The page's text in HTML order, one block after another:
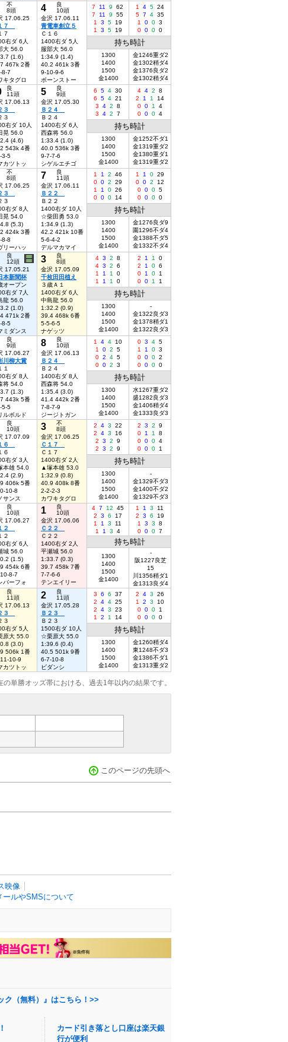
不
8頭
17.06.25
７
７
右ダ 6人
大 56.0
(1.6)
467k 2番
8-7
キタグロ
4
良
10頭
金沢 17.06.11
青電車創立５
Ｃ１６
1400右ダ 5人
服部大 56.0
1:34.9 (1.4)
40.2 461k 3番
9-10-9-6
ボーンストー
7 11 9
62
7
11 9
55
1
3 5
19
1
3 5 19
1 4 5 24
5 7 4 35
1
0 0 3
0 0 0 0
持ち時計
1300
1400
1500
金1400
金1246重ダ2
金1302稍ダ4
金1376良ダ2
金1302稍ダ4
良
11頭
17.06.13
３
３
右ダ 10人
晃 56.0
(4.6)
543k 4番
3-5
カツトッ
5
良
9頭
金沢 17.05.30
Ｂ２４
Ｂ２４
1400右ダ 6人
西森将 56.0
1:33.4 (1.0)
40.0 536k 3番
9-7-7-6
シゲルエチゴ
6 5 4 30
6
5 4 21
3
4 2
8
3
4 2 7
4 4 2
8
2
1 1
14
0 0 1
4
0 0 0 4
持ち時計
1300
1400
1500
金1400
金1252不ダ1
金1319重ダ2
金1380重ダ1
金1319重ダ2
不
8頭
17.06.25
３
３
右ダ 8人
晃 54.0
(5.3)
424k 3番
8-8
リーハッ
7
良
11頭
金沢 17.06.11
Ｂ２２
Ｂ２２
1400右ダ 10人
☆柴田勇 53.0
1:34.9 (1.3)
42.2 421k 10番
5-6-4-2
デルマカマイ
1 1 2
46
0 0 2
29
1
1 0 26
0 0 0 14
1 1 0 29
0 0 2
12
0 0 0 5
0 0 0 0
持ち時計
1300
1400
1500
金1400
金1276良ダ9
園1296不ダ4
金1388不ダ5
金1332不ダ4
良
12頭
17.05.21
本新聞杯
オープン
右ダ 7人
龍 56.0
(1.0)
471k 2番
8-5
ミダンス
3
良
8頭
金沢 17.05.09
千枚田田植え
３歳Ａ１
1400右ダ 6人
中島龍 56.0
1:32.2 (0.9)
39.4 468k 6番
5-5-6-5
ナゲッツ
4 3 2
8
4 3 2
6
1
1 1
0
1
1 1 0
2 1 1
0
2
1 0 6
0
1 0
1
0 0 1 1
持ち時計
1300
1400
1500
金1400
-
金1322良ダ3
金1378稍ダ1
金1322良ダ3
良
9頭
17.06.27
川柳大賞
１
右ダ 8人
将 54.0
(1.3)
443k 5番
5-5
ルボルド
8
良
10頭
金沢 17.06.13
Ｂ２４
Ｂ２４
1400右ダ 8人
西森将 54.0
1:35.4 (3.0)
41.4 442k 2番
7-8-7-9
ジージトガン
1 4 4
10
1
0 2
5
0 2 4 5
0 0 2 3
0 3 4 5
1
1 0 3
0 0 0 2
0 0 0 0
持ち時計
1300
1400
1500
金1400
水1267重ダ2
盛1282良ダ3
金1406稍ダ4
金1333良ダ3
良
10頭
17.07.09
６
６
右ダ 3人
本雄 54.0
(2.9)
406k 5番
10-8
サンス
3
不
8頭
金沢 17.06.25
Ｃ１７
Ｃ１７
1400右ダ 2人
▲塚本雄 53.0
1:32.9 (0.8)
40.9 408k 8番
2-2-2-3
カワキタグロ
2 4 3
22
2
4 3
16
2
3 2
9
2
3 2 9
2 3 2
9
0
1 1
8
0 0 0 4
0 0 0 1
持ち時計
1300
1400
1500
金1400
-
金1329不ダ3
金1400不ダ2
金1329不ダ3
良
10頭
17.06.27
２
２
右ダ 6人
城 56.0
(1.5)
454k 6番
8-7
バーフォ
1
良
10頭
金沢 17.06.06
Ｃ２２
Ｃ２２
1400右ダ 2人
平瀬城 56.0
1:33.7 (0.3)
39.7 458k 7番
7-7-6-6
テンエイリー
4 7 12
45
2
3 6
17
1
1 3
11
1
1 3 4
1 1 3
11
2
3 6
19
1
3 3
8
0 0 0 7
持ち時計
1300
1400
1500
金1400
-
阪1227良芝
15
川1356稍ダ1
金1313良ダ4
良
11頭
17.06.13
３
３
右ダ 5人
原大 55.0
(3.0)
506k 1番
10-9
カツトッ
2
良
11頭
金沢 17.05.28
Ｂ２３
Ｂ２３
1500右ダ 10人
☆栗原大 55.0
1:39.6 (0.4)
40.5 501k 9番
6-7-10-8
ビダンシ
3 6 6
37
2
4 4 25
2
4 3
23
1
2 1 14
2 4 3
26
1
2 3
10
0 0 0
1
0 0 0 0
持ち時計
1300
1400
1500
金1400
金1260稍ダ4
東1248不ダ3
金1386不ダ1
金1313重ダ2
単勝オッズ帯における、過去1年以内の結果です。
このページの先頭へ
映像
ールやSMSについて
ク（無料）』はこちら！>>
カード引き落とし口座は楽天銀
行が便利